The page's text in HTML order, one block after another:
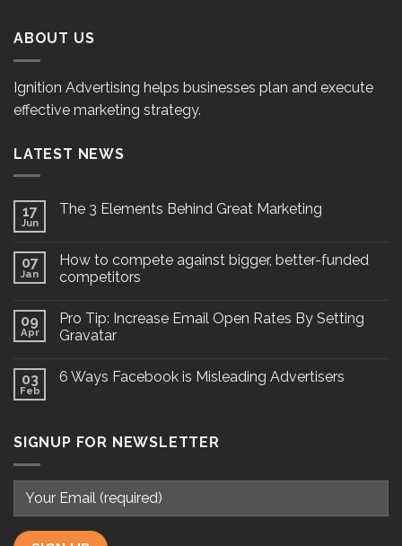
ABOUT US
Ignition Advertising helps businesses plan and execute
effective marketing strategy.
LATEST NEWS
17
Jun
The 3 Elements Behind Great Marketing
07
Jan
How to compete against bigger, better-funded
competitors
09
Apr
Pro Tip: Increase Email Open Rates By Setting
Gravatar
03
Feb
6 Ways Facebook is Misleading Advertisers
SIGNUP FOR NEWSLETTER